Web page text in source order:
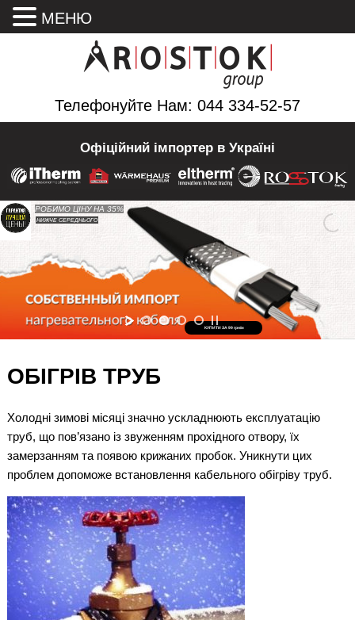
Телефонуйте Нам: 044 334-52-57
Офіційний імпортер в Україні
РОБИМО ЦІНУ НА 35%
НИЖЧЕ СЕРЕДНЬОГО
НИЖЧЕ СЕРЕДНЬОГО
КУПИТИ ЗА 99 грн/м
ОБІГРІВ ТРУБ
Холодні зимові місяці значно ускладнюють експлуатацію
труб, що пов’язано із звуженням прохідного отвору, їх
замерзанням та появою крижаних пробок. Уникнути цих
проблем допоможе встановлення кабельного обігріву труб.
МЕНЮ